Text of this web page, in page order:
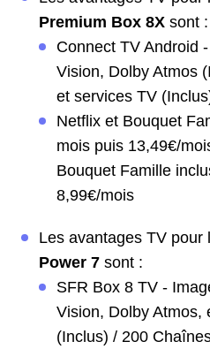
Premium Box 8X sont :
Connect TV Android
Vision, Dolby Atmos
et services TV
Netflix et Bouquet
mois puis 13,49€/
Bouquet Famille
8,99€/mois
Les avantages TV pour
Power 7 sont :
SFR Box 8 TV -
Vision, Dolby Atmos,
(Inclus) / 200